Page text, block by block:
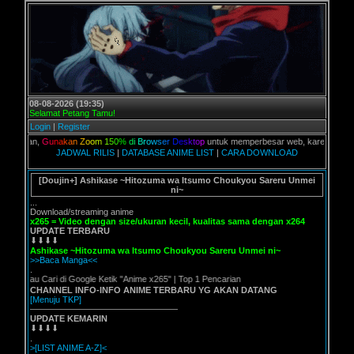
08-08-2026 (19:35)
Selamat Petang Tamu!
Login | Register
Gun akan Zoom 150% di Br owser Des ktopuntuk memperbesar web, karena aslinya
JADWAL RILIS | DATABASE ANIME LIST | CARA DOWNLOAD
[Doujin+] Ashikase ~Hitozuma wa Itsumo Choukyou Sareru Unmei
ni~
Download/streaming anime
x265 = Video dengan size/ukuran kecil, kualitas sama dengan x264
UPDATE TERBARU
⬇⬇⬇⬇
Ashikase ~Hitozuma wa Itsumo Choukyou Sareru Unmei ni~
>>Baca Manga<<
Atau Cari di Google Ketik "Anime x265" | Top 1 Pencarian
CHANNEL INFO-INFO ANIME TERBARU YG AKAN DATANG
[Menuju TKP]
—————————————————
UPDATE KEMARIN
⬇⬇⬇⬇
>[LIST ANIME A-Z]<